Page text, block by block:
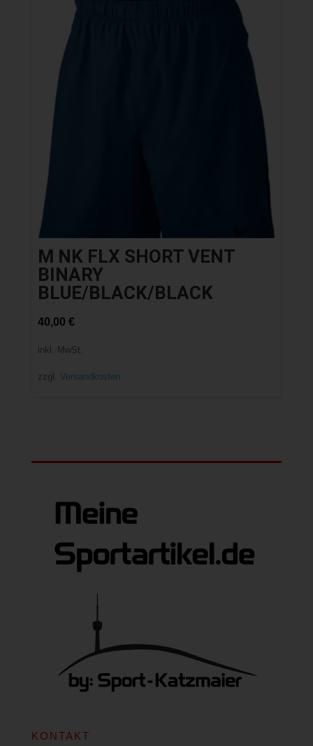
M NK FLX SHORT VENT
BINARY
BLUE/BLACK/BLACK
40,00 €
inkl. MwSt.
zzgl. Versandkosten
KONTAKT